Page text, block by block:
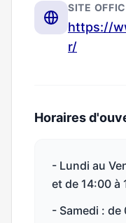
SITE
https://
r/
Horaires
- Lundi au
et de 14:00 à
- Samedi : de